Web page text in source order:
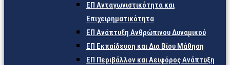
ΕΠ Ανταγωνιστικότητα και
Επιχειρηματικότητα
ΕΠ Ανάπτυξη Ανθρώπινου Δυναμικού
ΕΠ Εκπαίδευση και Δια Βίου Μάθηση
ΕΠ Περιβάλλον και Αειφόρος Ανάπτυξη